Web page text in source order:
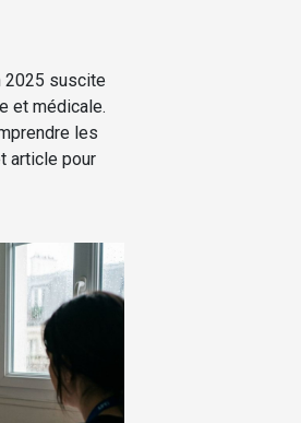
2025 suscite
et médicale.
les
article pour